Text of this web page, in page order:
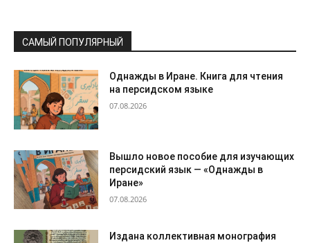
САМЫЙ ПОПУЛЯРНЫЙ
Однажды в Иране. Книга для чтения
на персидском языке
07.08.2026
Вышло новое пособие для изучающих
персидский язык — «Однажды в
Иране»
07.08.2026
Издана коллективная монография